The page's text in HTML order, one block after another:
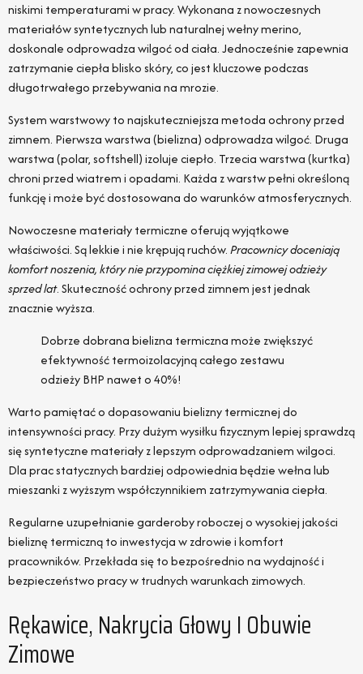
niskimi temperaturami w pracy. Wykonana z nowoczesnych
materiałów syntetycznych lub naturalnej wełny merino,
doskonale odprowadza wilgoć od ciała. Jednocześnie zapewnia
zatrzymanie ciepła blisko skóry, co jest kluczowe podczas
długotrwałego przebywania na mrozie.
System warstwowy to najskuteczniejsza metoda ochrony przed
zimnem. Pierwsza warstwa (bielizna) odprowadza wilgoć. Druga
warstwa (polar, softshell) izoluje ciepło. Trzecia warstwa (kurtka)
chroni przed wiatrem i opadami. Każda z warstw pełni określoną
funkcję i może być dostosowana do warunków atmosferycznych.
Nowoczesne materiały termiczne oferują wyjątkowe
właściwości. Są lekkie i nie krępują ruchów.Pracownicy doceniają
komfort noszenia, który nie przypomina ciężkiej zimowej odzieży
sprzed lat. Skuteczność ochrony przed zimnem jest jednak
znacznie wyższa.
Dobrze dobrana bielizna termiczna może zwiększyć
efektywność termoizolacyjną całego zestawu
odzieży BHP nawet o 40%!
Warto pamiętać o dopasowaniu bielizny termicznej do
intensywności pracy. Przy dużym wysiłku fizycznym lepiej sprawdzą
się syntetyczne materiały z lepszym odprowadzaniem wilgoci.
Dla prac statycznych bardziej odpowiednia będzie wełna lub
mieszanki z wyższym współczynnikiem zatrzymywania ciepła.
Regularne uzupełnianie garderoby roboczej o wysokiej jakości
bieliznę termiczną to inwestycja w zdrowie i komfort
pracowników. Przekłada się to bezpośrednio na wydajność i
bezpieczeństwo pracy w trudnych warunkach zimowych.
Rękawice, Nakrycia Głowy I Obuwie
Zimowe